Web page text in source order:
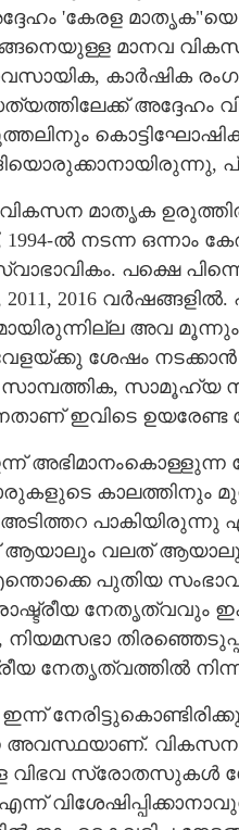
'കേരള മാതൃക"യെ
മാനവ
കാർഷിക
അദ്ദേഹം
മാതൃക
1994-ൽ നടന്ന
പക്ഷെ
2016
അവ മൂന്നും .
ശേഷം
സാമൂഹ്യ
ഇവിടെ ഉയരേണ്ട
അഭിമാനംകൊള്ളുന്ന
കാലത്തിനും
അടിത്തറ
ആയാലും വലത്
പുതിയ
നേതൃത്വവും
നേതൃത്വത്തിൽ
അവസ്ഥയാണ്.
വിഭവ
വികസനം